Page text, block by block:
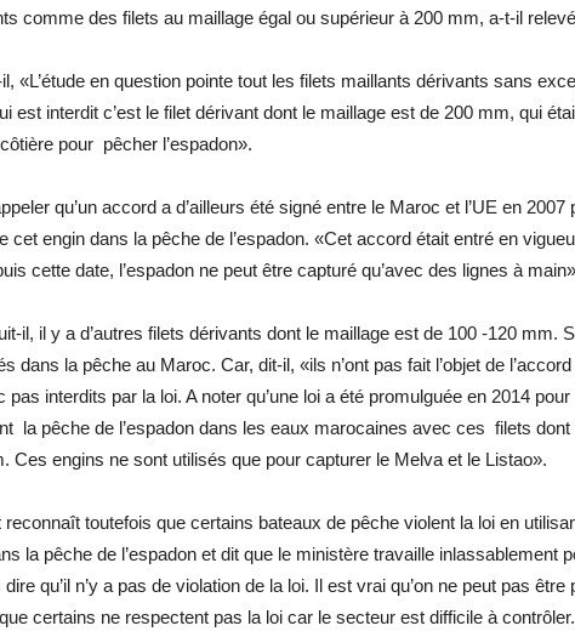
comme des filets au maillage égal ou supérieur à 200 mm, a-t-il
«L’étude en question pointe tout les filets maillants dérivants sans
est interdit c’est le filet dérivant dont le maillage est de 200 mm, qui
pour pêcher l’espadon».
qu’un accord a d’ailleurs été signé entre le Maroc et l’UE en 2007
cet engin dans la pêche de l’espadon. «Cet accord était entré en
cette date, l’espadon ne peut être capturé qu’avec des lignes à
il, il y a d’autres filets dérivants dont le maillage est de 100 -120 mm.
dans la pêche au Maroc. Car, dit-il, «ils n’ont pas fait l’objet de
pas interdits par la loi. A noter qu’une loi a été promulguée en 2014
la pêche de l’espadon dans les eaux marocaines avec ces filets dont
Ces engins ne sont utilisés que pour capturer le Melva et le Listao».
reconnaît toutefois que certains bateaux de pêche violent la loi en
la pêche de l’espadon et dit que le ministère travaille inlassablement
qu’il n’y a pas de violation de la loi. Il est vrai qu’on ne peut pas
certains ne respectent pas la loi car le secteur est difficile à